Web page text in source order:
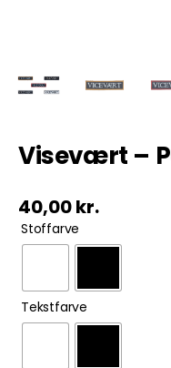
ØL & Spiritus
Rodkasse/Tilbud
Visevært –
40,00kr.
Stoffarve
Tekstfarve